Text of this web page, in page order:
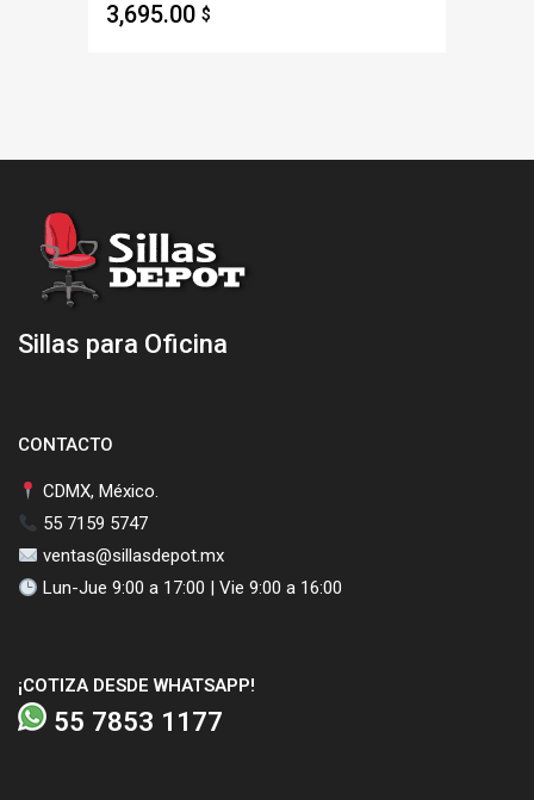
3,695.00 $
Sillas para Oficina
CONTACTO
CDMX, México.
55 7159 5747
ventas@sillasdepot.mx
Lun-Jue 9:00 a 17:00 | Vie 9:00 a 16:00
¡COTIZA DESDE WHATSAPP!
55 7853 1177